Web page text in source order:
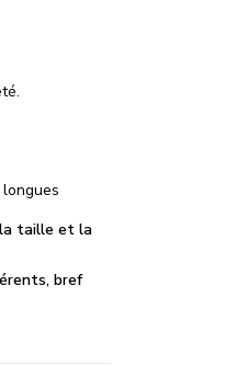
la taille et la
bref